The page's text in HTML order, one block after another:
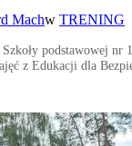
Machw TRENING
podstawowej nr
z Edukacji dla